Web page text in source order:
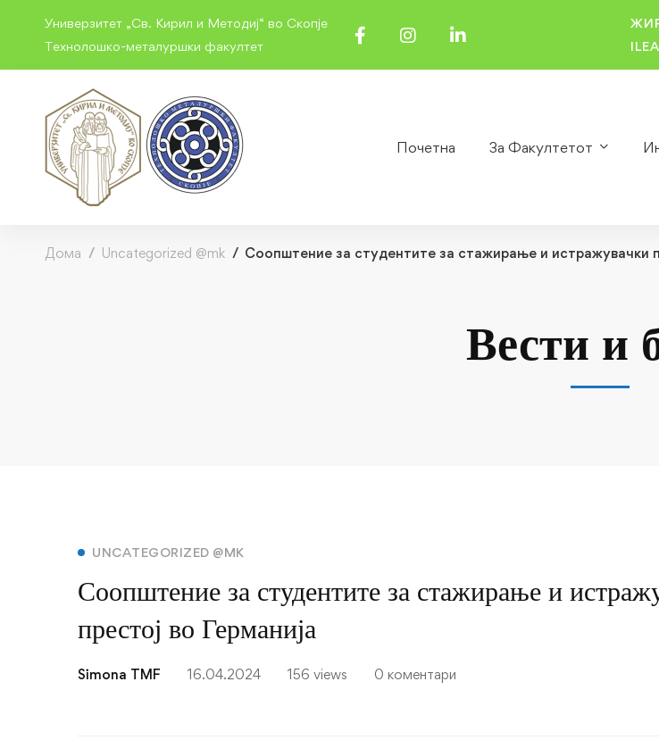
Универзитет „Св. Кирил и Методиј“ во Скопје
Технолошко-металуршки факултет
Почетна За Факултетот
Дома Uncategorized @mk Соопштение за студентите за стажирање и истражувачки
Вести и
Соопштение
за
студентите
за
UNCATEGORIZED @MK
Соопштение за студентите за стажирање и
престој во Германија
Simona TMF 16.04.2024 156 views 0 коментари